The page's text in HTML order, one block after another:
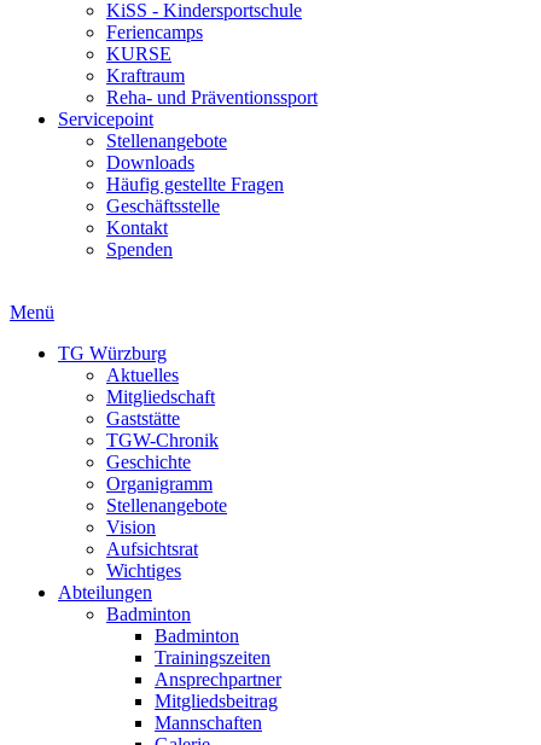
KiSS - Kindersportschule
Feriencamps
KURSE
Kraftraum
Reha- und Präventionssport
Servicepoint
Stellenangebote
Downloads
Häufig gestellte Fragen
Geschäftsstelle
Kontakt
Spenden
Menü
TG Würzburg
Aktuelles
Mitgliedschaft
Gaststätte
TGW-Chronik
Geschichte
Organigramm
Stellenangebote
Vision
Aufsichtsrat
Wichtiges
Abteilungen
Badminton
Badminton
Trainingszeiten
Ansprechpartner
Mitgliedsbeitrag
Mannschaften